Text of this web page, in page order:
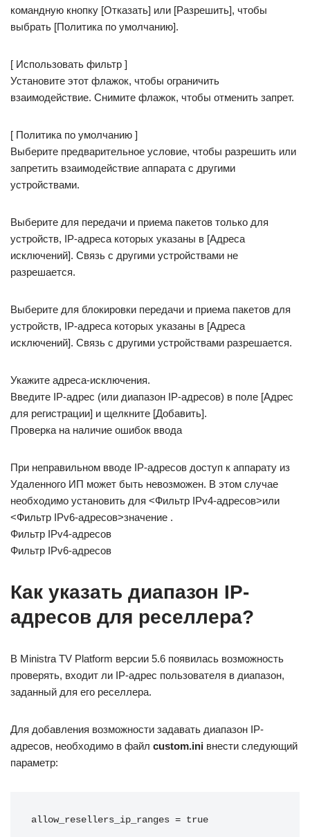
командную кнопку [Отказать] или [Разрешить], чтобы
выбрать [Политика по умолчанию].
[ Использовать фильтр ]
Установите этот флажок, чтобы ограничить
взаимодействие. Снимите флажок, чтобы отменить запрет.
[ Политика по умолчанию ]
Выберите предварительное условие, чтобы разрешить или
запретить взаимодействие аппарата с другими
устройствами.
Выберите для передачи и приема пакетов только для
устройств, IP-адреса которых указаны в [Адреса
исключений]. Связь с другими устройствами не
разрешается.
Выберите для блокировки передачи и приема пакетов для
устройств, IP-адреса которых указаны в [Адреса
исключений]. Связь с другими устройствами разрешается.
Укажите адреса-исключения.
Введите IP-адрес (или диапазон IP-адресов) в поле [Адрес
для регистрации] и щелкните [Добавить].
Проверка на наличие ошибок ввода
При неправильном вводе IP-адресов доступ к аппарату из
Удаленного ИП может быть невозможен. В этом случае
необходимо установить для <Фильтр IPv4-адресов>или
<Фильтр IPv6-адресов>значение .
Фильтр IPv4-адресов
Фильтр IPv6-адресов
Как указать диапазон IP-
адресов для реселлера?
В Ministra TV Platform версии 5.6 появилась возможность
проверять, входит ли IP-адрес пользователя в диапазон,
заданный для его реселлера.
Для добавления возможности задавать диапазон IP-
адресов, необходимо в файл custom.ini внести следующий
параметр:
allow_resellers_ip_ranges = true